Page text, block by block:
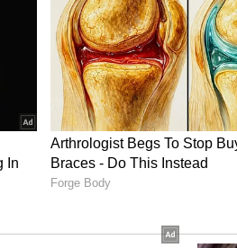
நீங்கள் கையாளலாம்,
6 (6, 6 Pro மற்றும் 6a)
இணக்கமான